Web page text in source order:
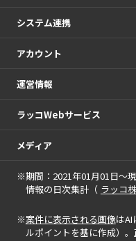
システム連携
アカウント
運営情報
ラッコWebサービス
メディア
※期間：2021年01月01日～
情報の日次集計（ ラッコ
※案件に表示される画像はAI
ルポイントを基に作成）